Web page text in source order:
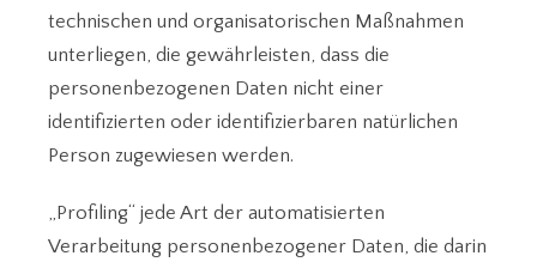
technischen und organisatorischen Maßnahmen
unterliegen, die gewährleisten, dass die
personenbezogenen Daten nicht einer
identifizierten oder identifizierbaren natürlichen
Person zugewiesen werden.
„Profiling“ jede Art der automatisierten
Verarbeitung personenbezogener Daten, die darin